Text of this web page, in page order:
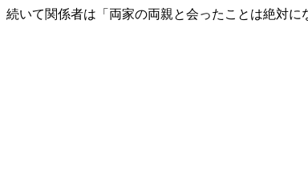
続いて関係者は「両家の両親と会ったことは絶対に